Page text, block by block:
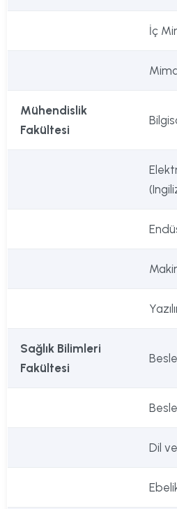
İç
Mühendislik
Fakültesi
Sağlık Bilimleri
Fakültesi
Dil